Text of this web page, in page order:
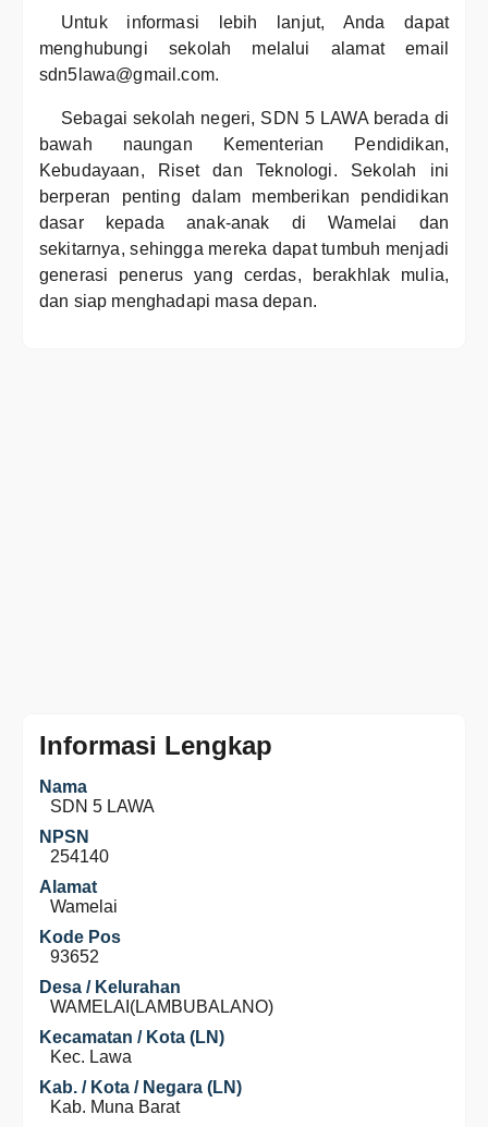
Untuk informasi lebih lanjut, Anda dapat
menghubungi sekolah melalui alamat email
sdn5lawa@gmail.com.
Sebagai sekolah negeri, SDN 5 LAWA berada di
bawah naungan Kementerian Pendidikan,
Kebudayaan, Riset dan Teknologi. Sekolah ini
berperan penting dalam memberikan pendidikan
dasar kepada anak-anak di Wamelai dan
sekitarnya, sehingga mereka dapat tumbuh menjadi
generasi penerus yang cerdas, berakhlak mulia,
dan siap menghadapi masa depan.
Informasi Lengkap
Nama
SDN 5 LAWA
NPSN
254140
Alamat
Wamelai
Kode Pos
93652
Desa / Kelurahan
WAMELAI(LAMBUBALANO)
Kecamatan / Kota (LN)
Kec. Lawa
Kab. / Kota / Negara (LN)
Kab. Muna Barat